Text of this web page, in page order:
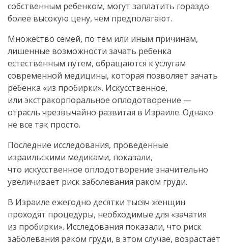
собственным ребенком, могут заплатить гораздо
более высокую цену, чем предполагают.
Множество семей, по тем или иным причинам,
лишенные возможности зачать ребенка
естественным путем, обращаются к услугам
современной медицины, которая позволяет зачать
ребенка «из пробирки». Искусственное,
или экстракорпоральное оплодотворение —
отрасль чрезвычайно развитая в Израиле. Однако
не все так просто.
Последние исследования, проведенные
израильскими медиками, показали,
что искусственное оплодотворение значительно
увеличивает риск заболевания раком груди.
В Израиле ежегодно десятки тысяч женщин
проходят процедуры, необходимые для «зачатия
из пробирки». Исследования показали, что риск
заболевания раком груди, в этом случае, возрастает